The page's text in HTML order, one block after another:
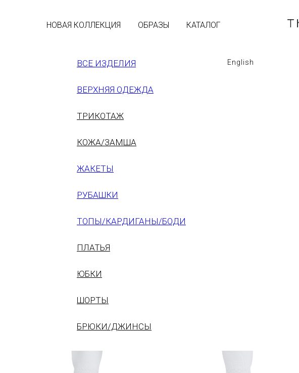
НОВАЯ КОЛЛЕКЦИЯ ОБРАЗЫ КАТАЛОГ
ВСЕ ИЗДЕЛИЯ
ВЕРХНЯЯ ОДЕЖДА
ТРИКОТАЖ
КОЖА/ЗАМША
ЖАКЕТЫ
РУБАШКИ
ТОПЫ/КАРДИГАНЫ/БОДИ
ПЛАТЬЯ
ЮБКИ
ШОРТЫ
БРЮКИ/ДЖИНСЫ
English